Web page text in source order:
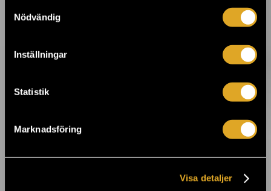
Nödvändig
Inställningar
Statistik
Marknadsföring
Visa detaljer
Bo Kaspers Orkester återvänder till